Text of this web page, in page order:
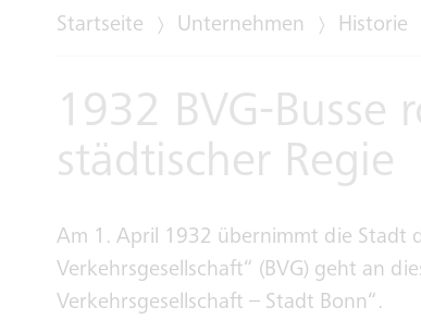
SWB Regional
SWB Verwertung
Bonn-Netz
Startseite Unternehmen Historie
1932 BVG-Busse
städtischer Regie
Am 1. April 1932 übernimmt die Stadt
Verkehrsgesellschaft“ (BVG) geht an
Verkehrsgesellschaft – Stadt Bonn“.